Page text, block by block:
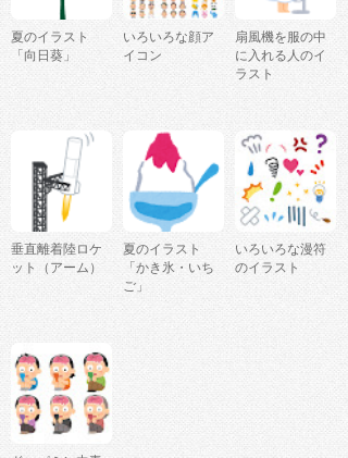
夏のイラスト
「向日葵」
いろいろな顔ア
イコン
扇風機を服の中
に入れる人のイ
ラスト
垂直離着陸ロケ
ット（アーム）
夏のイラスト
「かき氷・いち
ご」
いろいろな漫符
のイラスト